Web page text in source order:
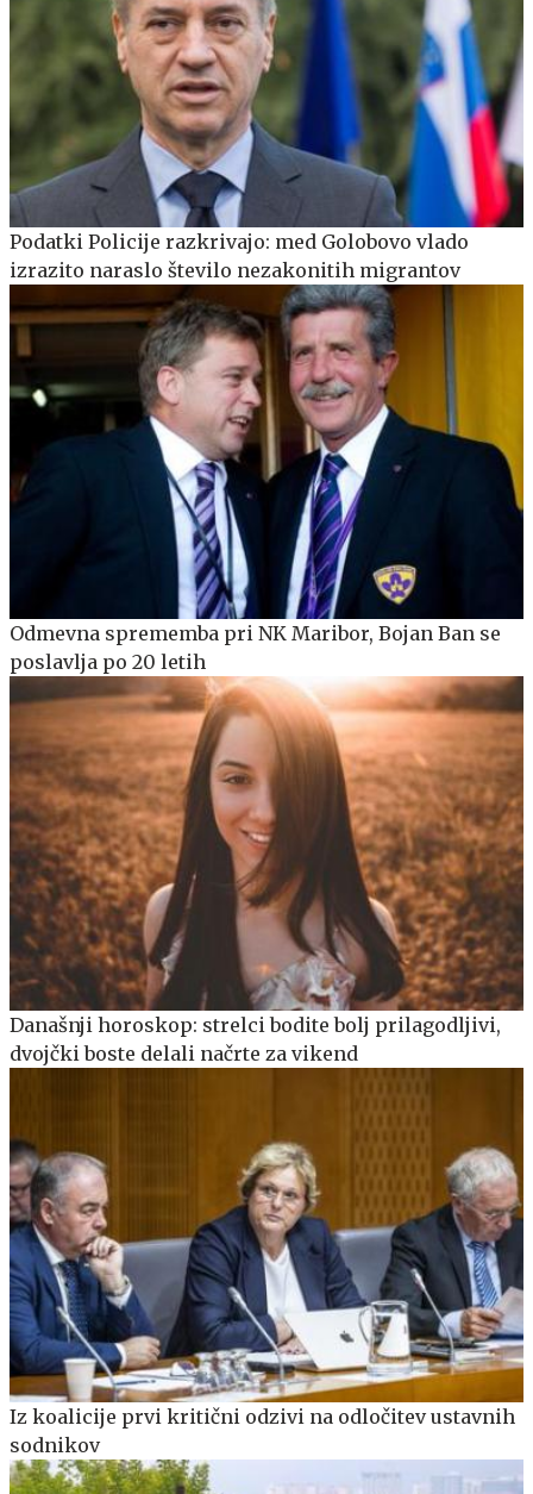
Podatki Policije razkrivajo: med Golobovo vlado
izrazito naraslo število nezakonitih migrantov
Odmevna sprememba pri NK Maribor, Bojan Ban se
poslavlja po 20 letih
Današnji horoskop: strelci bodite bolj prilagodljivi,
dvojčki boste delali načrte za vikend
Iz koalicije prvi kritični odzivi na odločitev ustavnih
sodnikov